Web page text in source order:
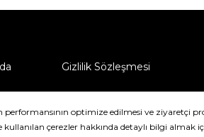
Gizlilik Sözleşmesi